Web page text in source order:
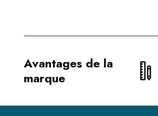
Avantages de la
marque